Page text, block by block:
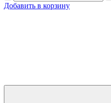
Добавить в корзину